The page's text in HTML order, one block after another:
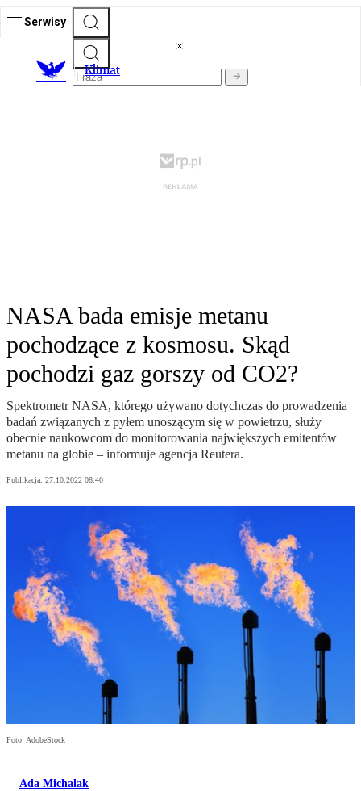
Serwisy
Klimat
NASA bada emisje metanu
pochodzące z kosmosu. Skąd
pochodzi gaz gorszy od CO2?
Spektrometr NASA, którego używano dotychczas do prowadzenia
badań związanych z pyłem unoszącym się w powietrzu, służy
obecnie naukowcom do monitorowania największych emitentów
metanu na globie – informuje agencja Reutera.
Publikacja: 27.10.2022 08:40
Foto: AdobeStock
Ada Michalak